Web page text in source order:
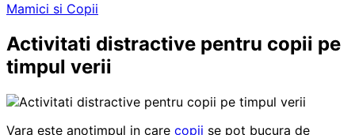
Mamici si Copii
Activitati distractive pentru copii pe
timpul verii
Vara este anotimpul in care copii se pot bucura de